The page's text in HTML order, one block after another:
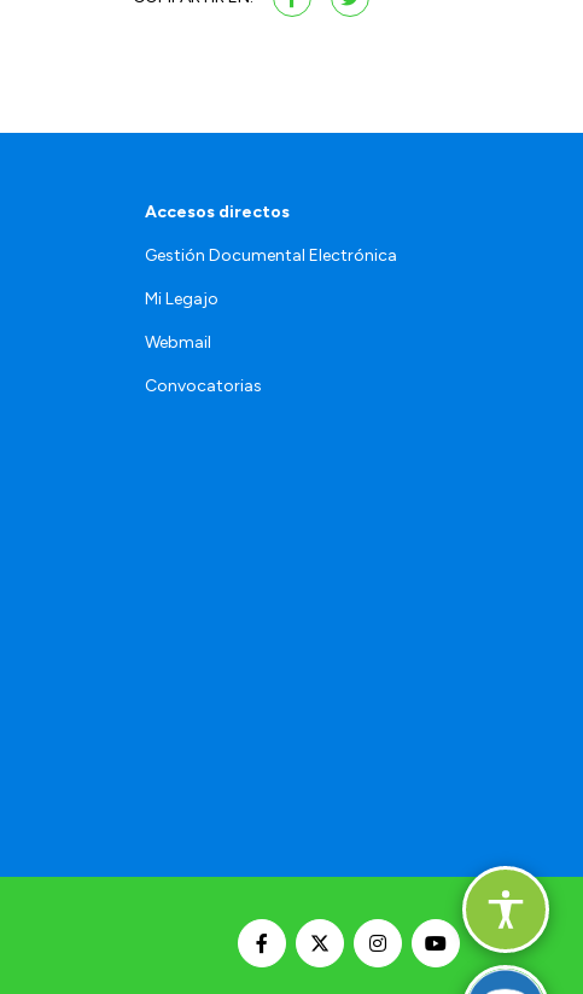
Accesos directos
Gestión Documental Electrónica
Mi Legajo
Webmail
Convocatorias